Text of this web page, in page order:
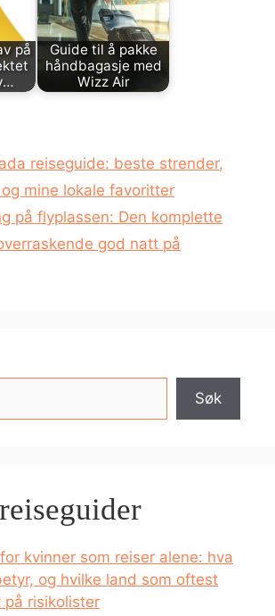
på
Guide til å pakke
håndbagasje med
Wizz Air
reiseguide: beste strender,
mine lokale favoritter
på flyplassen: Den komplette
god natt på
Søk
kvinner som reiser alene: hva
og hvilke land som oftest
på risikolister